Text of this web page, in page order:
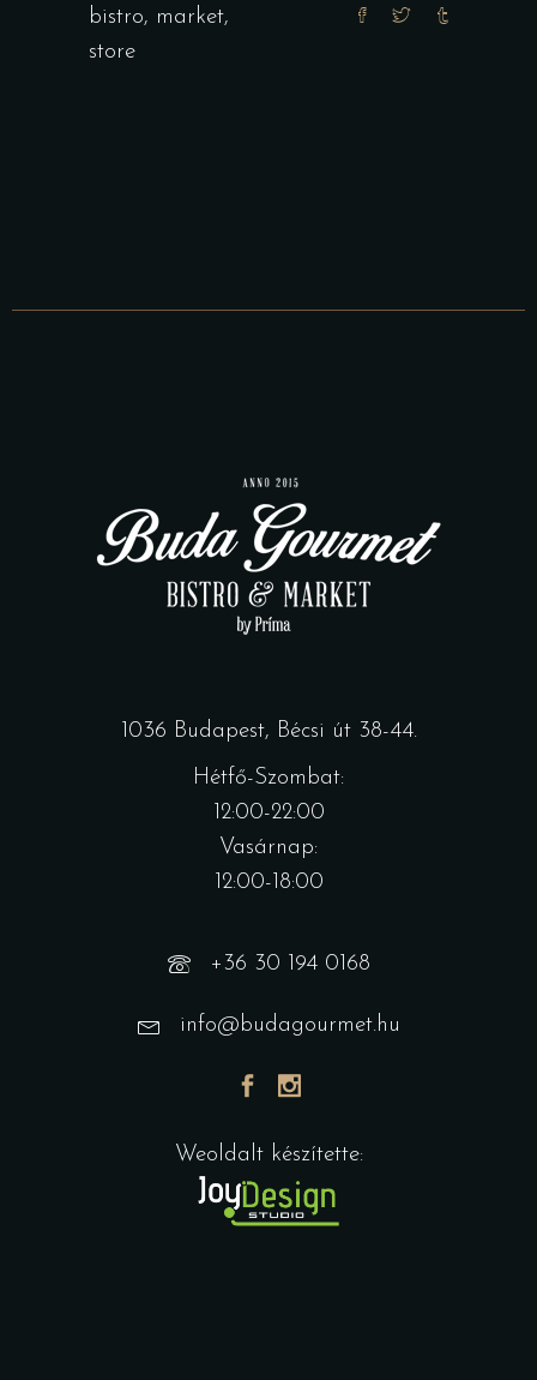
bistro, market,
store
1036 Budapest, Bécsi út 38-44.
Hétfő-Szombat:
12:00-22:00
Vasárnap:
12:00-18:00
+36 30 194 0168
info@budagourmet.hu
Weoldalt készítette: